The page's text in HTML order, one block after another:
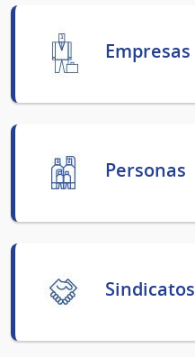
Empresas
Personas
Sindicatos